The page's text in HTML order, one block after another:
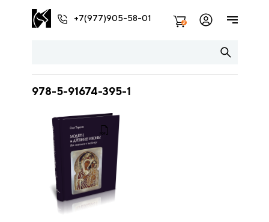
+7(977)905-58-01 2
978-5-91674-395-1